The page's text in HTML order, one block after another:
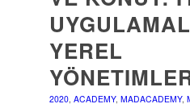
YEREL
2020, ACADEMY, MADACADEMY,